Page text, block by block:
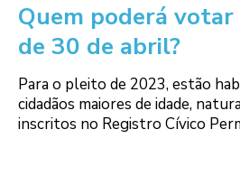
Quem poderá votar
de 30 de abril?
Para o pleito de 2023, estão
cidadãos maiores de idade,
inscritos no Registro Cívico